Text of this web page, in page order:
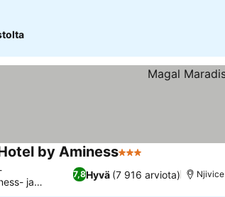
by Aminess3 Tähtiluokitus
7,8Hyvä (7 916 arviota)
ja
Njivice